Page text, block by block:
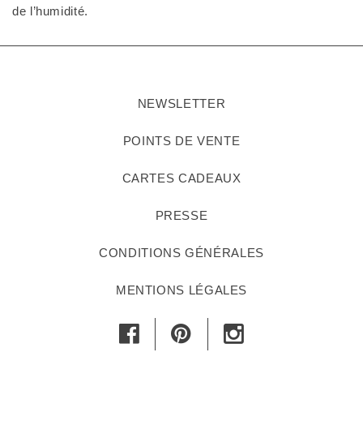
de l’humidité.
NEWSLETTER
POINTS DE VENTE
CARTES CADEAUX
PRESSE
CONDITIONS GÉNÉRALES
MENTIONS LÉGALES